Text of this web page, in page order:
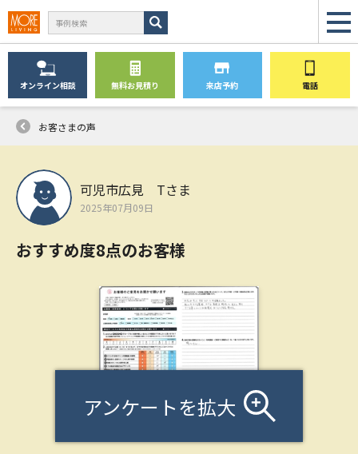
オンライン相談 無料お見積り 来店予約 電話
お客さまの声
可児市広見 Tさま
2025年07月09日
おすすめ度8点のお客様
アンケートを拡大